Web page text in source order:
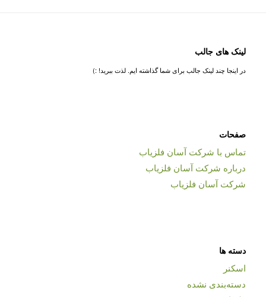
لینک های جالب
در اینجا چند لینک جالب برای شما گذاشته ایم. لذت ببرید! :)
صفحات
تماس با شرکت آسان فلزیاب
درباره شرکت آسان فلزیاب
شرکت آسان فلزیاب
دسته ها
اسکنر
دسته‌بندی نشده